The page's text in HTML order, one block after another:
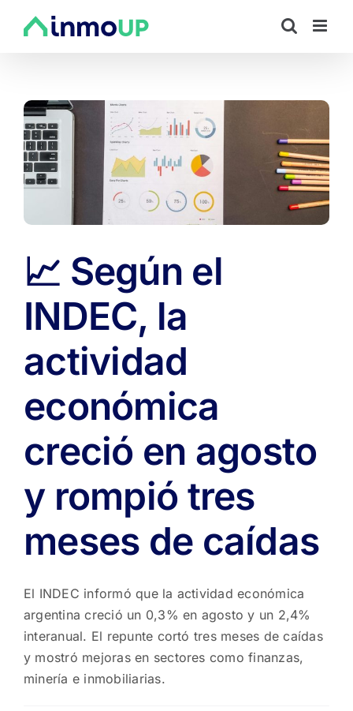
📈 Según el
INDEC, la
actividad
económica
creció en agosto
y rompió tres
meses de caídas
El INDEC informó que la actividad económica
argentina creció un 0,3% en agosto y un 2,4%
interanual. El repunte cortó tres meses de caídas
y mostró mejoras en sectores como finanzas,
minería e inmobiliarias.